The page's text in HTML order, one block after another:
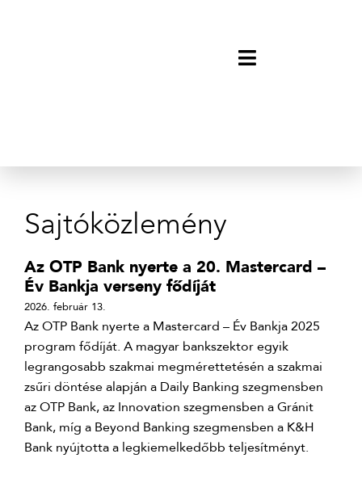
Sajtóközlemény
Az OTP Bank nyerte a 20. Mastercard –
Év Bankja verseny fődíját
2026. február 13.
Az OTP Bank nyerte a Mastercard – Év Bankja 2025
program fődíját. A magyar bankszektor egyik
legrangosabb szakmai megmérettetésén a szakmai
zsűri döntése alapján a Daily Banking szegmensben
az OTP Bank, az Innovation szegmensben a Gránit
Bank, míg a Beyond Banking szegmensben a K&H
Bank nyújtotta a legkiemelkedőbb teljesítményt.